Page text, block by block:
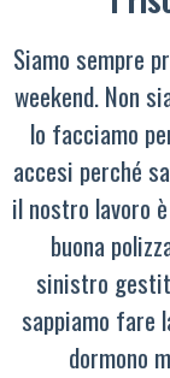
Siamo sempre
weekend. Non
lo facciamo
accesi perché
il nostro lavoro
buona
sinistro
sappiamo fare
dormono